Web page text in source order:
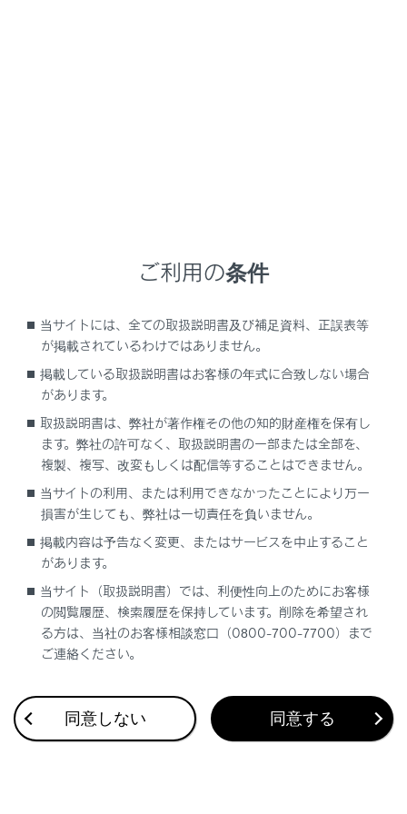
リヤシートエンターテインメントシステムでHDMIを再生
合わせて見られているページ
リヤシートエンターテインメントシステムで地上デジタルテ
レビを視聴する
SDメモリーカードの動画ファイルを再生する
リヤシートエンターテインメントシステムでDVD/Blu-ray
Disc™ (BD)/Video CDを再生する
このページは役に立ちましたか？
ご利用の条件
当サイトには、全ての取扱説明書及び補足資料、正誤表等
が掲載されているわけではありません。
掲載している取扱説明書はお客様の年式に合致しない場合
があります。
取扱説明書は、弊社が著作権その他の知的財産権を保有し
ます。弊社の許可なく、取扱説明書の一部または全部を、
複製、複写、改変もしくは配信等することはできません。
当サイトの利用、または利用できなかったことにより万一
損害が生じても、弊社は一切責任を負いません。
掲載内容は予告なく変更、またはサービスを中止すること
があります。
当サイト（取扱説明書）では、利便性向上のためにお客様
の閲覧履歴、検索履歴を保持しています。削除を希望され
る方は、当社のお客様相談窓口（0800-700-7700）まで
ご連絡ください。
同意しない 同意する